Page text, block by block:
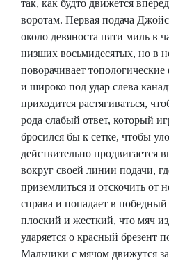
так, как будто движется
воротам. Первая подача
около девяноста пяти миль в
низших восьмидесятых, но в
поворачивает
и широко под удар слева
приходится растягиваться,
рода слабый ответ, который
бросился бы к сетке, чтобы
действительно продвигается
вокруг своей линии подачи,
приземлиться и отскочить от
справа и попадает в
плоский и жесткий, что мяч
ударяется о красный брезент
Мальчики с мячом движутся